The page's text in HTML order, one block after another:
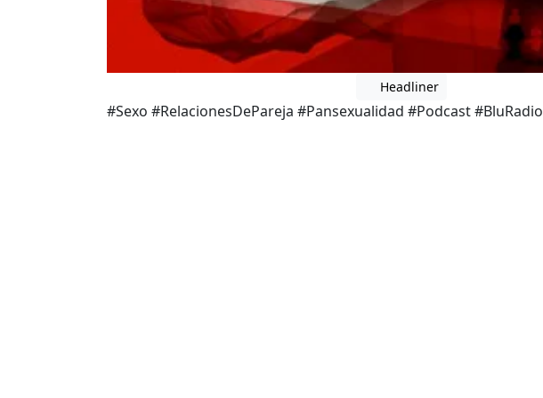
Headliner
#Sexo #RelacionesDePareja #Pansexualidad #Podcast #BluRadio